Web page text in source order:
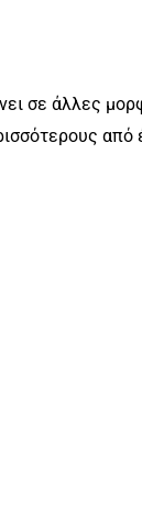
σε άλλες
από